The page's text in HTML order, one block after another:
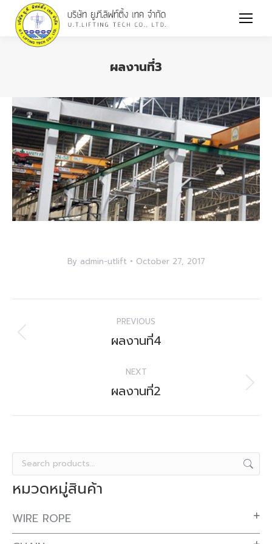
You are here:
ผลงานที่3
By admin-utlift October 27, 2017
navigation
PREVIOUS
Previous
ผลงานที่4
NEXT
Next
ผลงานที่2
หมวดหมู่สินค้า
WIRE ROPE